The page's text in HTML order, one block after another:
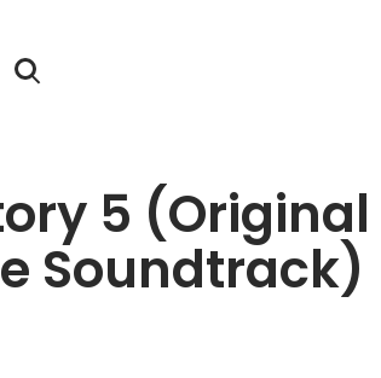
5
Soundtrack)